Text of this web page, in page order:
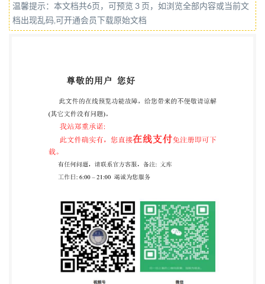
标准由中国机械工业联合会提出。 本标准由全国金属
切削机床标准化技术委员会（SAC/TC22）归口 本标
标准要起草人：杨春晖、胡巍、伍竞平、沈利， 1
GB/T 31397—2015 重型深孔钻镗床 技术条件 1范围
本标准规定了重型深孔钻镗床制造和验收的要求。 本
标准适用于最大镗孔直径250mm~1000mm、最大镗
孔深度为3000mm~20000mm的工件 主轴箱固定型和
移动型一般用途的重型深孔钻镗床。 规范性引用文件
日期的引用文件，仅注日期的版本适用于本文 件。凡
是不注日期的引用文件，其最新版本（包括所有的修
改单）适用于本文件 GB5226.1机械电气安全机械电
气设备第1部分：通用技术条件 GB/T 6576—2002 机
床润滑系统 GB/T 9061—2006 金属切削机床 通用技
温馨提示：本文档共6页，可预览 3 页，如浏览全部内容或当前文
档出现乱码,可开通会员下载原始文档